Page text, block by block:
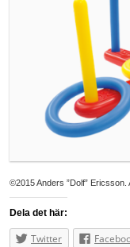
©2015 Anders ”Dolf” Ericsson.
Dela det här:
Twitter